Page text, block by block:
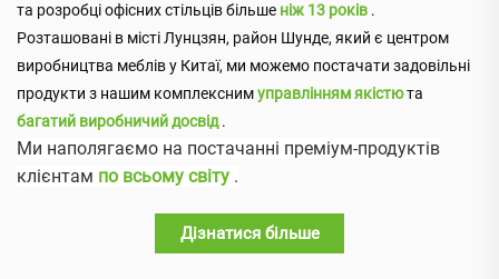
та розробці офісних стільців більше ніж 13 років .
Розташовані в місті Лунцзян, район Шунде, який є центром
виробництва меблів у Китаї, ми можемо постачати задовільні
продукти з нашим комплекснимуправлінням якістюта
багатий виробничий досвід.
Ми наполягаємо на постачанні преміум-продуктів
клієнтам по всьому світу .
Дізнатися більше